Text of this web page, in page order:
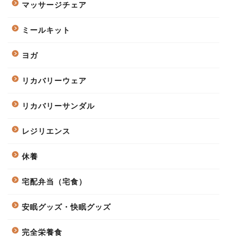
マッサージチェア
ミールキット
ヨガ
リカバリーウェア
リカバリーサンダル
レジリエンス
休養
宅配弁当（宅食）
安眠グッズ・快眠グッズ
完全栄養食